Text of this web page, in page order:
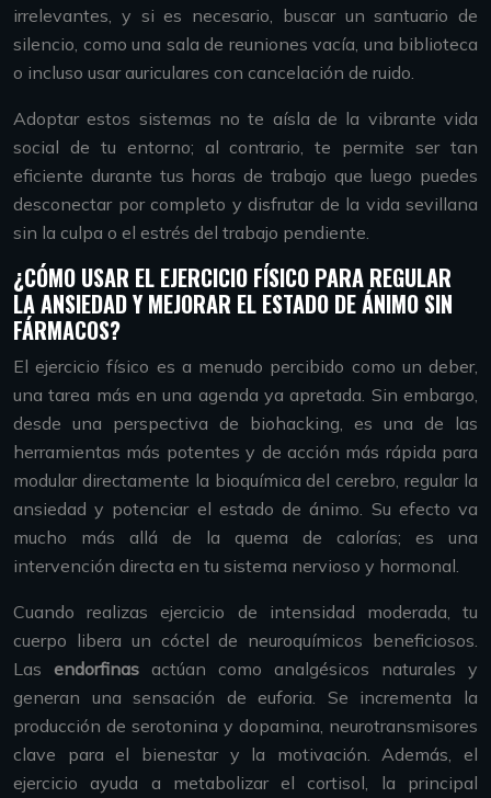
irrelevantes, y si es necesario, buscar un santuario de
silencio, como una sala de reuniones vacía, una biblioteca
o incluso usar auriculares con cancelación de ruido.
Adoptar estos sistemas no te aísla de la vibrante vida
social de tu entorno; al contrario, te permite ser tan
eficiente durante tus horas de trabajo que luego puedes
desconectar por completo y disfrutar de la vida sevillana
sin la culpa o el estrés del trabajo pendiente.
¿CÓMO USAR EL EJERCICIO FÍSICO PARA REGULAR
LA ANSIEDAD Y MEJORAR EL ESTADO DE ÁNIMO SIN
FÁRMACOS?
El ejercicio físico es a menudo percibido como un deber,
una tarea más en una agenda ya apretada. Sin embargo,
desde una perspectiva de biohacking, es una de las
herramientas más potentes y de acción más rápida para
modular directamente la bioquímica del cerebro, regular la
ansiedad y potenciar el estado de ánimo. Su efecto va
mucho más allá de la quema de calorías; es una
intervención directa en tu sistema nervioso y hormonal.
Cuando realizas ejercicio de intensidad moderada, tu
cuerpo libera un cóctel de neuroquímicos beneficiosos.
Las endorfinas actúan como analgésicos naturales y
generan una sensación de euforia. Se incrementa la
producción de serotonina y dopamina, neurotransmisores
clave para el bienestar y la motivación. Además, el
ejercicio ayuda a metabolizar el cortisol, la principal